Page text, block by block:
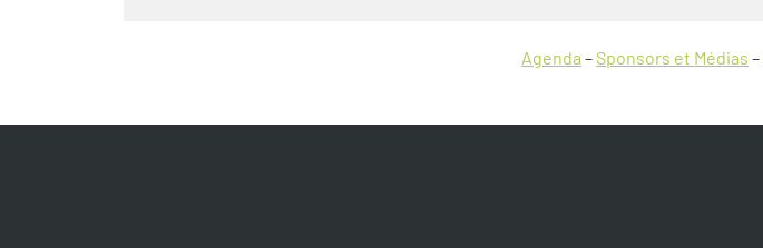
Agenda – Sponsors et Médias –